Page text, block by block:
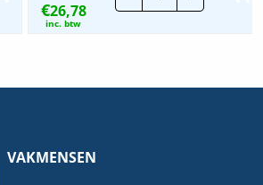
€26,78
inc. btw
Ocean
VAKMENSEN